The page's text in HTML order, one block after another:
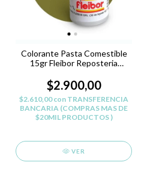
Colorante Pasta Comestible
15gr Fleibor Reposteria
$2.900,00
$2.610,00con TRANSFERENCIA
BANCARIA (COMPRAS MAS DE
$20MIL PRODUCTOS )
VER